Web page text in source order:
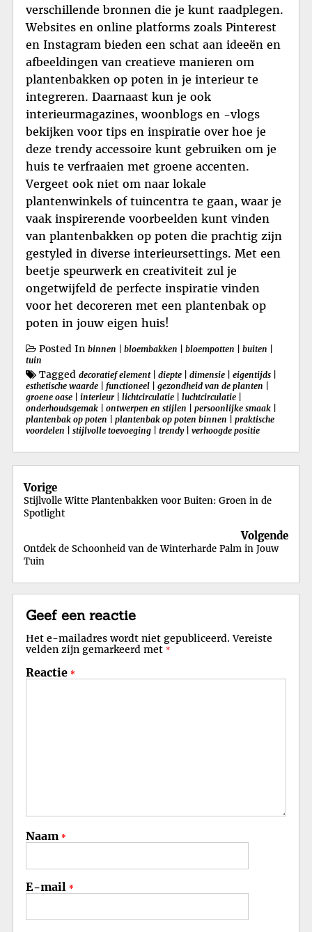
verschillende bronnen die je kunt raadplegen.
Websites en online platforms zoals Pinterest
en Instagram bieden een schat aan ideeën en
afbeeldingen van creatieve manieren om
plantenbakken op poten in je interieur te
integreren. Daarnaast kun je ook
interieurmagazines, woonblogs en -vlogs
bekijken voor tips en inspiratie over hoe je
deze trendy accessoire kunt gebruiken om je
huis te verfraaien met groene accenten.
Vergeet ook niet om naar lokale
plantenwinkels of tuincentra te gaan, waar je
vaak inspirerende voorbeelden kunt vinden
van plantenbakken op poten die prachtig zijn
gestyled in diverse interieursettings. Met een
beetje speurwerk en creativiteit zul je
ongetwijfeld de perfecte inspiratie vinden
voor het decoreren met een plantenbak op
poten in jouw eigen huis!
Posted In binnen bloembakken bloempotten buiten
tuin
Tagged decoratief element| diepte dimensie eigentijds
esthetische waarde
functioneel gezondheid van de planten
groene oase
interieur lichtcirculatie luchtcirculatie
onderhoudsgemak
ontwerpen en stijlen persoonlijke smaak
plantenbak op poten
plantenbak op poten binnen
praktische
voordelen
stijlvolle toevoeging trendy| verhoogde positie
Berichtnavigatie
Vorige
Stijlvolle Witte Plantenbakken voor Buiten: Groen in de
Spotlight
Volgende
Ontdek de Schoonheid van de Winterharde Palm in Jouw
Tuin
Geef een reactie
Het e-mailadres wordt niet gepubliceerd. Vereiste
velden zijn gemarkeerd met *
Reactie *
Naam *
E-mail *